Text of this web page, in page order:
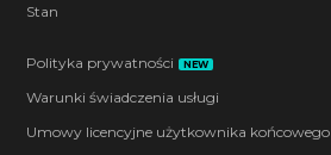
Stan
Polityka prywatności NEW
Warunki świadczenia usługi
Umowy licencyjne użytkownika końcowego